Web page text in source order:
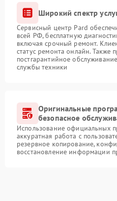
Широкий спектр
Сервисный центр Pard
всей РФ, бесплатную
включая срочный ремонт.
статус ремонта онлайн. Также
постгарантийное
службы техники
Оригинальные
безопасное
Использование официальных
аккуратная работа с
резервное копирование,
восстановление информации